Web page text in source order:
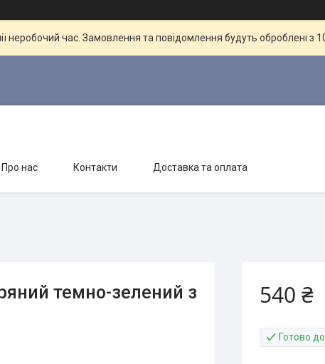
неробочий час. Замовлення та повідомлення будуть оброблені з
Про нас Контакти Доставка та оплата
темно-зелений з
540 ₴
Готово